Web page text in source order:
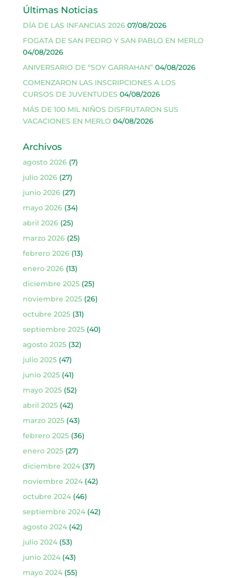
Últimas Noticias
DÍA DE LAS INFANCIAS 2026 07/08/2026
FOGATA DE SAN PEDRO Y SAN PABLO EN MERLO
04/08/2026
ANIVERSARIO DE “SOY GARRAHAN” 04/08/2026
COMENZARON LAS INSCRIPCIONES A LOS
CURSOS DE JUVENTUDES 04/08/2026
MÁS DE 100 MIL NIÑOS DISFRUTARON SUS
VACACIONES EN MERLO 04/08/2026
Archivos
agosto 2026(7)
julio 2026(27)
junio 2026(27)
mayo 2026(34)
abril 2026(25)
marzo 2026(25)
febrero 2026(13)
enero 2026(13)
diciembre 2025(25)
noviembre 2025(26)
octubre 2025(31)
septiembre 2025(40)
agosto 2025(32)
julio 2025(47)
junio 2025(41)
mayo 2025(52)
abril 2025(42)
marzo 2025(43)
febrero 2025(36)
enero 2025(27)
diciembre 2024(37)
noviembre 2024(42)
octubre 2024(46)
septiembre 2024(42)
agosto 2024(42)
julio 2024(53)
junio 2024(43)
mayo 2024(55)